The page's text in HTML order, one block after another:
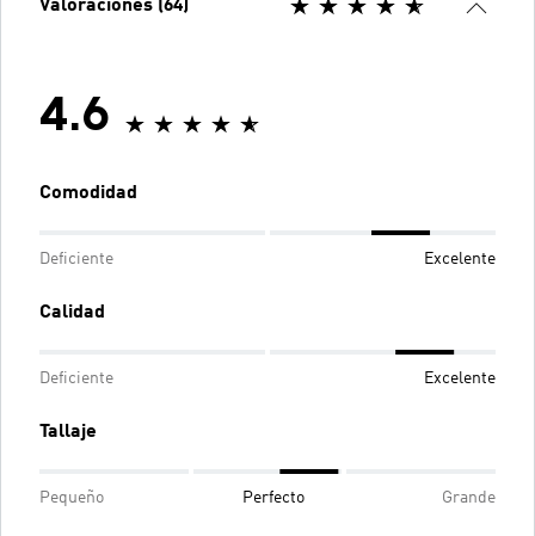
Valoraciones (64)
4.6
Comodidad
Deficiente Excelente
Calidad
Deficiente Excelente
Tallaje
Pequeño Perfecto Grande